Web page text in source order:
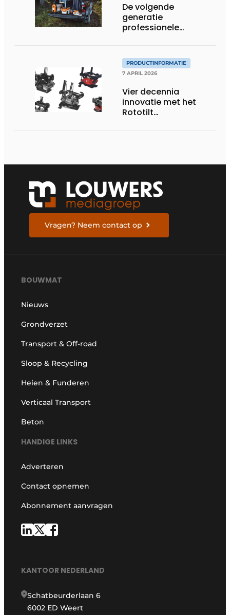
De volgende
generatie
professionele
PRODUCTINFORMATIE
7 APRIL 2026
Vier decennia
innovatie met het
Rototilt
Vragen? Neem contact op
BOUWMAT
Nieuws
Grondverzet
Transport & Off-road
Sloop & Recycling
Heien & Funderen
Verticaal Transport
Beton
HANDIGE LINKS
Adverteren
Contact opnemen
Abonnement aanvragen
KANTOOR NEDERLAND
Schatbeurderlaan 6
6002 ED Weert